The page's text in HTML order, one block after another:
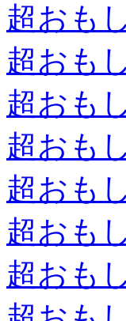
超おも
超おも
超おも
超おも
超おも
超おも
超おも